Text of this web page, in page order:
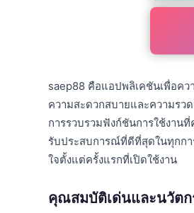
saep88 คือแอปพลิเคชันเพื่อค
ความสะดวกสบายและความรว
การรวบรวมฟังก์ชันการใช้งาน
รับประสบการณ์ที่ดีที่สุดในทุกก
ใจตั้งแต่ครั้งแรกที่เปิดใช้งาน
คุณสมบัติเด่นและนวัต